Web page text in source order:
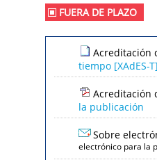
FUERA DE PLAZO
Acreditación
tiempo [XAdES-T]
Acreditación
la publicación
Sobre
electrónico para la